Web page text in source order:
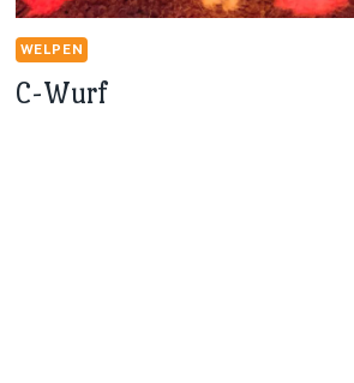
WELPEN
C-Wurf